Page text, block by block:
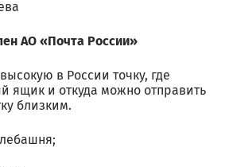
АО «Почта России»
в России точку, где
ящик и откуда можно отправить
близким.